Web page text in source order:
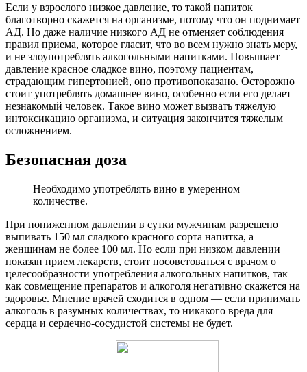
Если у взрослого низкое давление, то такой напиток
благотворно скажется на организме, потому что он поднимает
АД. Но даже наличие низкого АД не отменяет соблюдения
правил приема, которое гласит, что во всем нужно знать меру,
и не злоупотреблять алкогольными напитками. Повышает
давление красное сладкое вино, поэтому пациентам,
страдающим гипертонией, оно противопоказано. Осторожно
стоит употреблять домашнее вино, особенно если его делает
незнакомый человек. Такое вино может вызвать тяжелую
интоксикацию организма, и ситуация закончится тяжелым
осложнением.
Безопасная доза
Необходимо употреблять вино в умеренном
количестве.
При пониженном давлении в сутки мужчинам разрешено
выпивать 150 мл сладкого красного сорта напитка, а
женщинам не более 100 мл. Но если при низком давлении
показан прием лекарств, стоит посоветоваться с врачом о
целесообразности употребления алкогольных напитков, так
как совмещение препаратов и алкоголя негативно скажется на
здоровье. Мнение врачей сходится в одном — если принимать
алкоголь в разумных количествах, то никакого вреда для
сердца и сердечно-сосудистой системы не будет.